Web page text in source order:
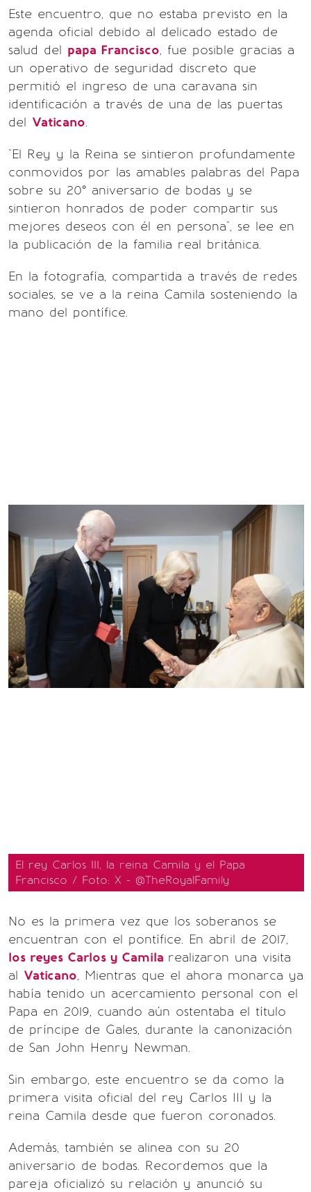
Este encuentro, que no estaba previsto en la
agenda oficial debido al delicado estado de
salud del papa Francisco, fue posible gracias a
un operativo de seguridad discreto que
permitió el ingreso de una caravana sin
identificación a través de una de las puertas
del Vaticano.
"El Rey y la Reina se sintieron profundamente
conmovidos por las amables palabras del Papa
sobre su 20° aniversario de bodas y se
sintieron honrados de poder compartir sus
mejores deseos con él en persona", se lee en
la publicación de la familia real británica.
En la fotografía, compartida a través de redes
sociales, se ve a la reina Camila sosteniendo la
mano del pontífice.
El rey Carlos III, la reina Camila y el Papa
Francisco / Foto: X - @TheRoyalFamily
No es la primera vez que los soberanos se
encuentran con el pontífice. En abril de 2017,
los reyes Carlos y Camila realizaron una visita
al Vaticano, Mientras que el ahora monarca ya
había tenido un acercamiento personal con el
Papa en 2019, cuando aún ostentaba el título
de príncipe de Gales, durante la canonización
de San John Henry Newman.
Sin embargo, este encuentro se da como la
primera visita oficial del rey Carlos III y la
reina Camila desde que fueron coronados.
Además, también se alinea con su 20
aniversario de bodas. Recordemos que la
pareja oficializó su relación y anunció su